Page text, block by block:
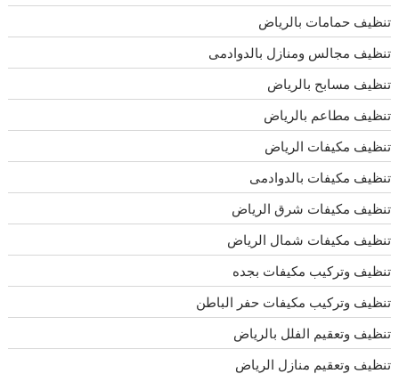
تنظيف حمامات بالرياض
تنظيف مجالس ومنازل بالدوادمى
تنظيف مسابح بالرياض
تنظيف مطاعم بالرياض
تنظيف مكيفات الرياض
تنظيف مكيفات بالدوادمى
تنظيف مكيفات شرق الرياض
تنظيف مكيفات شمال الرياض
تنظيف وتركيب مكيفات بجده
تنظيف وتركيب مكيفات حفر الباطن
تنظيف وتعقيم الفلل بالرياض
تنظيف وتعقيم منازل الرياض